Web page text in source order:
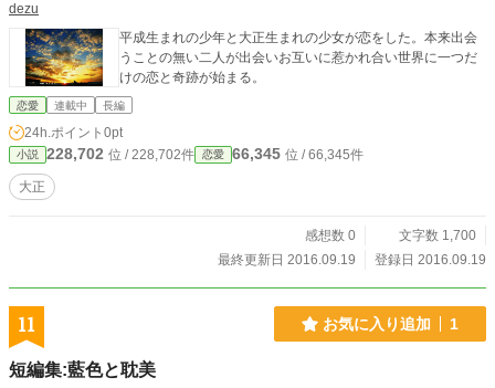
dezu
平成生まれの少年と大正生まれの少女が恋をした。本来出会
うことの無い二人が出会いお互いに惹かれ合い世界に一つだ
けの恋と奇跡が始まる。
恋愛 連載中 長編
24h.ポイント 0pt
小説 228,702 位 / 228,702件 恋愛 66,345 位 / 66,345件
大正
感想数 0
文字数 1,700
最終更新日 2016.09.19
登録日 2016.09.19
11 お気に入り追加 1
短編集:藍色と耽美